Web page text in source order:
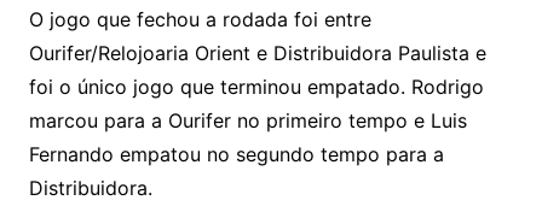
O jogo que fechou a rodada foi entre
Ourifer/Relojoaria Orient e Distribuidora Paulista e
foi o único jogo que terminou empatado. Rodrigo
marcou para a Ourifer no primeiro tempo e Luis
Fernando empatou no segundo tempo para a
Distribuidora.